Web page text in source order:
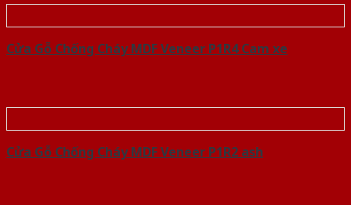
Cửa Gỗ Chống Cháy MDF Veneer P1R4 Cam xe
Cửa Gỗ Chống Cháy MDF Veneer P1R2 ash